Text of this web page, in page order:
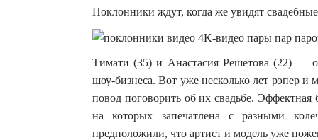
Поклонники ждут, когда же увидят
Тимати (35) и Анастасия Решетова (22) —
шоу-бизнеса. Вот уже несколько лет рэпер и
повод поговорить об их свадьбе.
на которых запечатлена с разными
предположили, что артист и модель уже